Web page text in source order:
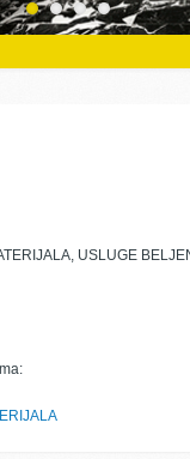
USLUGE